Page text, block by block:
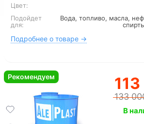
Цвет:
Подойдет
для:
Вода, топливо, масла,
Подробнее о товаре →
133
Рекомендуем
В